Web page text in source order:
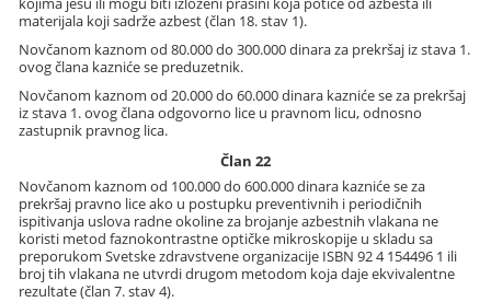
materijala koji sadrže azbest (član 18. stav 1).
Novčanom kaznom od 80.000 do 300.000 dinara za prekršaj iz stava 1.
ovog člana kazniće se preduzetnik.
Novčanom kaznom od 20.000 do 60.000 dinara kazniće se za prekršaj
iz stava 1. ovog člana odgovorno lice u pravnom licu, odnosno
zastupnik pravnog lica.
Član 22
Novčanom kaznom od 100.000 do 600.000 dinara kazniće se za
prekršaj pravno lice ako u postupku preventivnih i periodičnih
ispitivanja uslova radne okoline za brojanje azbestnih vlakana ne
koristi metod faznokontrastne optičke mikroskopije u skladu sa
preporukom Svetske zdravstvene organizacije ISBN 92 4 154496 1 ili
broj tih vlakana ne utvrdi drugom metodom koja daje ekvivalentne
rezultate (član 7. stav 4).